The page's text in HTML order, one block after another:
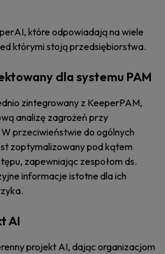
które odpowiadają na wiele
którymi stoją przedsiębiorstwa.
dla systemu PAM
zintegrowany z KeeperPAM,
analizę zagrożeń przy
przeciwieństwie do ogólnych
zoptymalizowany pod kątem
zapewniając zespołom ds.
informacje istotne dla ich
AI
projekt AI, dając organizacjom